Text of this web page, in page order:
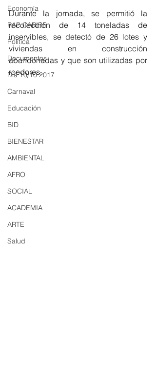
Economía
RAP CARIBE
Política
Documentos
Día 10/10 2017
Carnaval
Educación
BID
BIENESTAR
AMBIENTAL
AFRO
SOCIAL
ACADEMIA
ARTE
Salud
Durante la jornada, se permitió la
recolección de 14 toneladas de
inservibles, se detectó de 26 lotes y
viviendas en construcción
abandonadas y que son utilizadas por
roedores.